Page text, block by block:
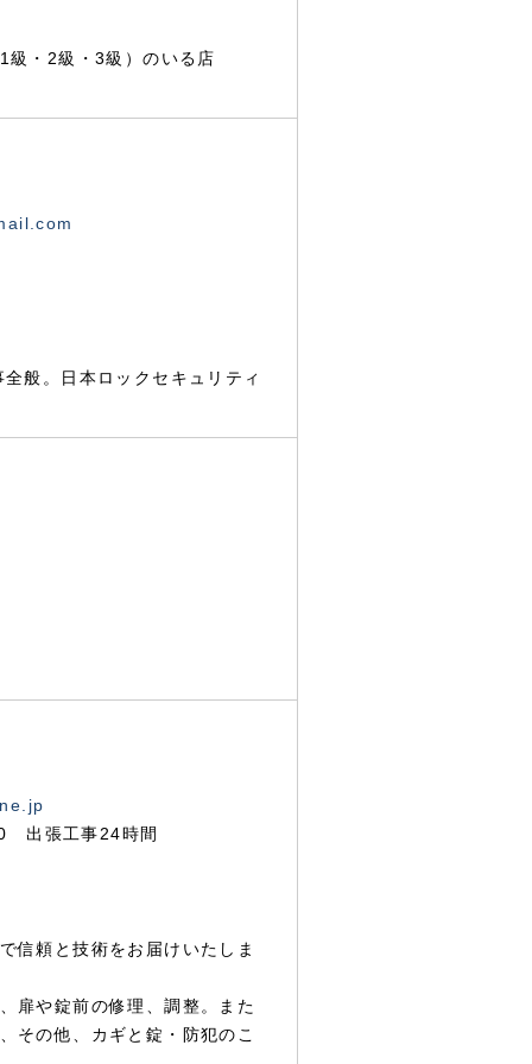
・2級・3級）のいる店
般。日本ロックセキュリティ
出張工事24時間
信頼と技術をお届けいたしま
扉や錠前の修理、調整。また
その他、カギと錠・防犯のこ